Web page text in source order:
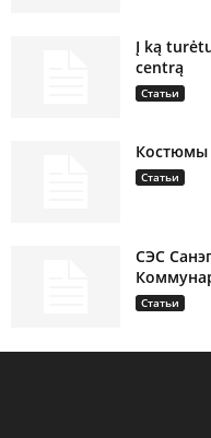
Į ką
centrą
Статьи
Костюмы
Статьи
СЭС
Статьи